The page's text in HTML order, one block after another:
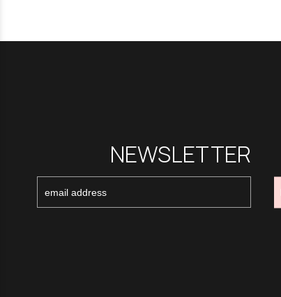
NEWSLETTER